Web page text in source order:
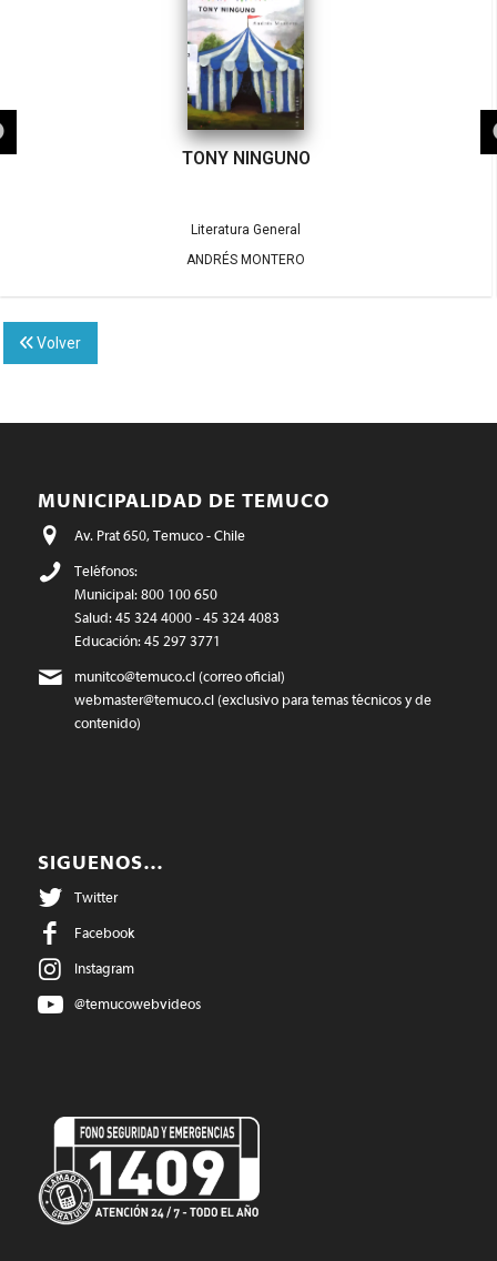
TONY NINGUNO
Literatura General
ANDRÉS MONTERO
Volver
MUNICIPALIDAD DE TEMUCO
Av. Prat 650, Temuco - Chile
Teléfonos:
Municipal: 800 100 650
Salud: 45 324 4000 - 45 324 4083
Educación: 45 297 3771
munitco@temuco.cl(correo oficial)
webmaster@temuco.cl(exclusivo para temas técnicos y de
contenido)
SIGUENOS…
Twitter
Facebook
Instagram
@temucowebvideos